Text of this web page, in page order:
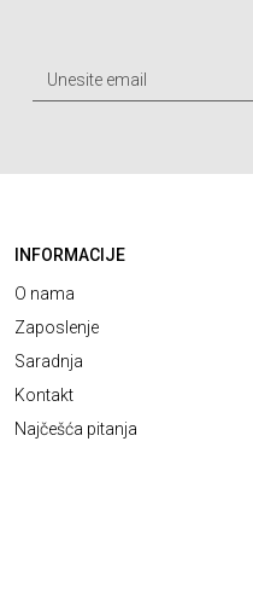
INFORMACIJE
O nama
Zaposlenje
Saradnja
Kontakt
Najčešća pitanja